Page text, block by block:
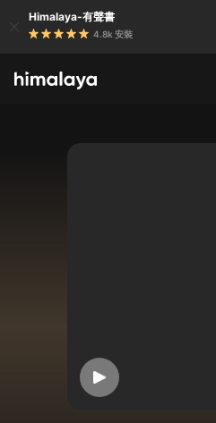
Himalaya-有聲書
4.8k 安裝